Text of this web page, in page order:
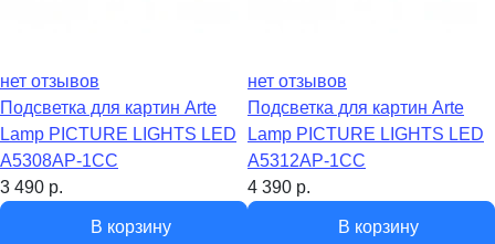
нет отзывов
Подсветка для картин Arte
Lamp PICTURE LIGHTS LED
A5308AP-1CC
3 490 р.
В корзину
нет отзывов
Подсветка для картин Arte
Lamp PICTURE LIGHTS LED
A5312AP-1CC
4 390 р.
В корзину